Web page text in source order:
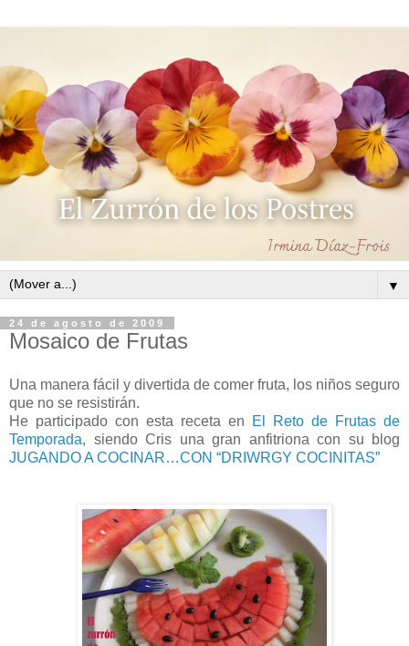
▼
24 de agosto de 2009
Mosaico de Frutas
Una manera fácil y divertida de comer fruta, los niños seguro
que no se resistirán.
He participado con esta receta en
El Reto de Frutas de
Temporada, siendo Cris una gran anfitriona con su blog
JUGANDO A COCINAR…CON “DRIWRGY COCINITAS”